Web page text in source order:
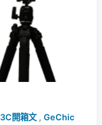
3C開箱文, GeChic